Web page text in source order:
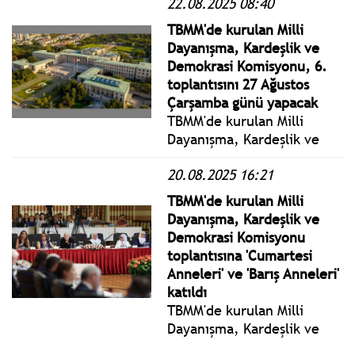
Toplantısı'nda yaptığı
konuşmada, Türkiye'de
adaletin ortadan kalktığını
söyledi.
TBMM'de kurulan Milli
Dayanışma, Kardeşlik ve
Demokrasi Komisyonu, 6.
toplantısını 27 Ağustos
Çarşamba günü yapacak
TBMM'de kurulan Milli
Dayanışma, Kardeşlik ve
toplantısını 27 Ağustos
Çarşamba günü, 7'nci
toplantısını ise 28 Ağustos
Perşembe günü yapacak.
20.08.2025 16:21
TBMM'de kurulan Milli
Dayanışma, Kardeşlik ve
Demokrasi Komisyonu
toplantısına 'Cumartesi
Anneleri' ve 'Barış Anneleri'
katıldı
TBMM'de kurulan Milli
Dayanışma, Kardeşlik ve